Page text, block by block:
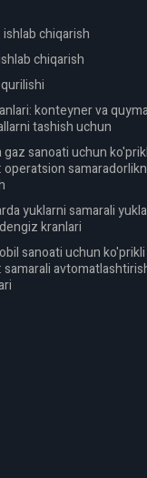
chiqarish
chiqarish
konteyner va
tashish uchun
gaz sanoati uchun
operatsion
yuklarni samarali
kranlari
sanoati uchun ko'prikli
samarali